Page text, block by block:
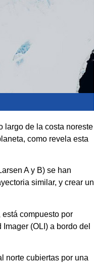
largo de la costa noreste
como revela esta
A y B) se han
similar, y crear un
compuesto por
(OLI) a bordo del
norte cubiertas por una